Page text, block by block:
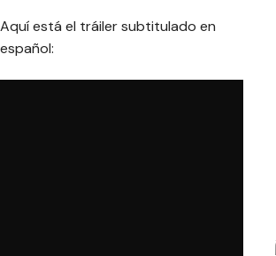
Aquí está el tráiler subtitulado en
español: